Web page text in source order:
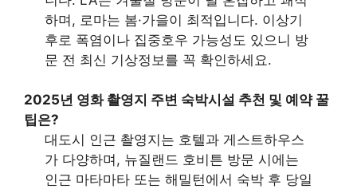
하며, 로마는 봄·가을이 최적입니다. 이상기
후로 폭염이나 집중호우 가능성도 있으니 방
문 전 최신 기상정보를 꼭 확인하세요.
2025년 영화 촬영지 주변 숙박시설 추천 및 예약 꿀
팁은?
대도시 인근 촬영지는 호텔과 게스트하우스
가 다양하며, 뉴질랜드 호비튼 방문 시에는
인근 마타마타 또는 해밀턴에서 숙박 후 당일